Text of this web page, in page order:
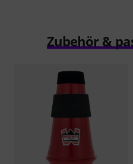
Zubehör &